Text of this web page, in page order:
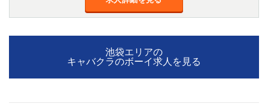
池袋エリアの
キャバクラのボーイ求人を見る
横浜
川崎
溝の口